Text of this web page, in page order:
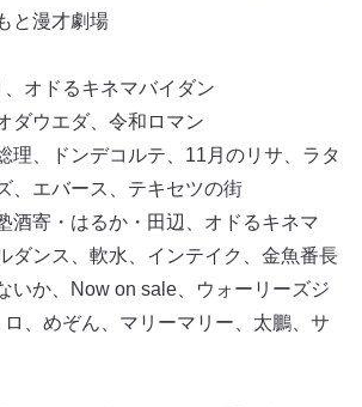
と漫才劇場
オドるキネマバイダン
ダウエダ、令和ロマン
理、ドンデコルテ、11月のリサ、ラタ
、エバース、テキセツの街
酒寄・はるか・田辺、オドるキネマ
ダンス、軟水、インテイク、金魚番長
いか、Now on sale、ウォーリーズジ
、めぞん、マリーマリー、太鵬、サ